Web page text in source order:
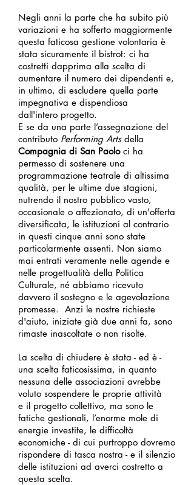
Negli anni la parte che ha subito più
variazioni e ha sofferto maggiormente
questa faticosa gestione volontaria è
stata sicuramente il bistrot: ci ha
costretti dapprima alla scelta di
aumentare il numero dei dipendenti e,
in ultimo, di escludere quella parte
impegnativa e dispendiosa
dall'intero progetto.
E se da una parte l’assegnazione del
contributo Performing Arts della
Compagnia di San Paoloci ha
permesso di sostenere una
programmazione teatrale di altissima
qualità, per le ultime due stagioni,
nutrendo il nostro pubblico vasto,
occasionale o affezionato, di un'offerta
diversificata, le istituzioni al contrario
in questi cinque anni sono state
particolarmente assenti. Non siamo
mai entrati veramente nelle agende e
nelle progettualità della Politica
Culturale, né abbiamo ricevuto
davvero il sostegno e le agevolazione
promesse. Anzi le nostre richieste
d'aiuto, iniziate già due anni fa, sono
rimaste inascoltate o non risolte.
La scelta di chiudere è stata - ed è -
una scelta faticosissima, in quanto
nessuna delle associazioni avrebbe
voluto sospendere le proprie attività
e il progetto collettivo, ma sono le
fatiche gestionali, l’enorme mole di
energie investite, le difficoltà
economiche - di cui purtroppo dovremo
rispondere di tasca nostra - e il silenzio
delle istituzioni ad averci costretto a
questa scelta.